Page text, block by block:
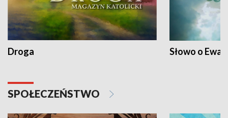
Droga Słowo o
SPOŁECZEŃSTWO